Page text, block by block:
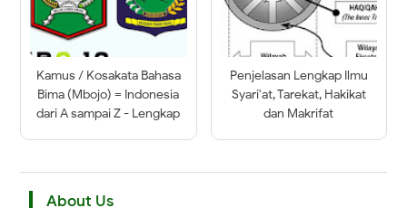
Kamus / Kosakata Bahasa
Bima (Mbojo) = Indonesia
dari A sampai Z - Lengkap
Penjelasan Lengkap Ilmu
Syari'at, Tarekat, Hakikat
dan Makrifat
About Us